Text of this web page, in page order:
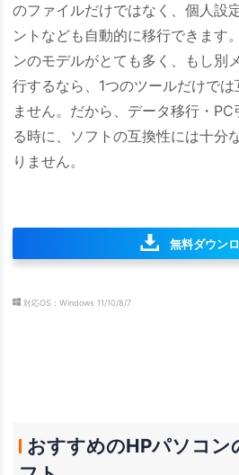
のファイルだけではなく、個人設
ントなども自動的に移行できます
ンのモデルがとても多く、もし別
行するなら、1つのツールだけで
ません。だから、データ移行・
る時に、ソフトの互換性には十分
りません。
無料ダウン
対応OS：Windows 11/10/8/7
おすすめのHPパソコン